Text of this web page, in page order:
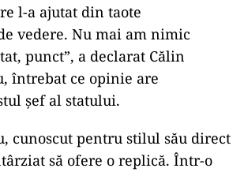
l-a ajutat din taote
vedere. Nu mai am nimic
punct”, a declarat Călin
întrebat ce opinie are
șef al statului.
cunoscut pentru stilul său direct
să ofere o replică. Într-o